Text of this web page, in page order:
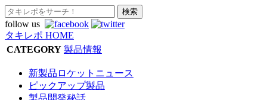
follow us
タキレポ HOME
CATEGORY 製品情報
新製品ロケットニュース
ピックアップ製品
製品開発秘話